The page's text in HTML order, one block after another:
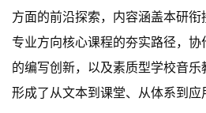
方面的前沿探索，内容涵盖本研衔
专业方向核心课程的夯实路径，
的编写创新，以及素质型学校音乐
形成了从文本到课堂、从体系到应